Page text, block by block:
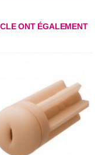
ONT ÉGALEMENT